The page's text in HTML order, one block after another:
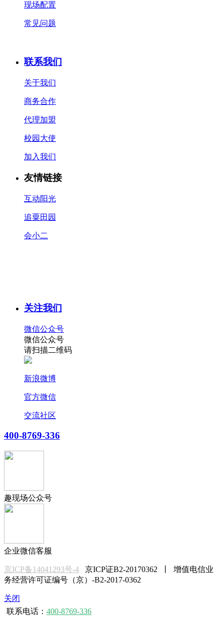
现场配置
常见问题
联系我们
关于我们
商务合作
代理加盟
校园大使
加入我们
友情链接
互动阳光
追粟田园
会小二
关注我们
微信公众号
微信公众号
请扫描二维码
新浪微博
官方微信
交流社区
400-8769-336
趣现场公众号
企业微信客服
京ICP备14041293号-4 京ICP证B2-20170362 丨 增值电信业
务经营许可证编号（京）-B2-2017-0362
关闭
联系电话： 400-8769-336